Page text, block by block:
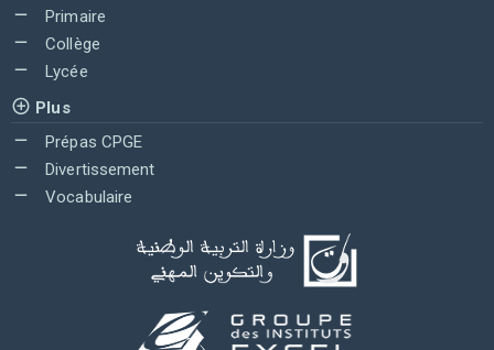
Primaire
Collège
Lycée
Plus
Prépas CPGE
Divertissement
Vocabulaire